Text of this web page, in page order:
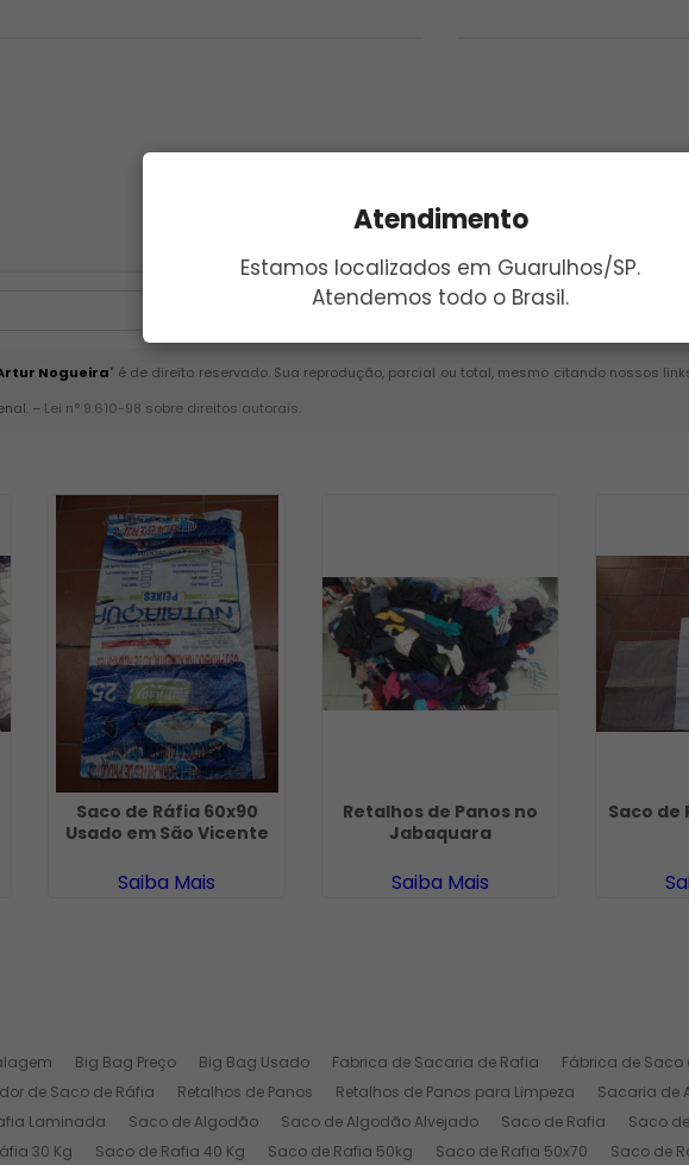
Atendimento
Estamos localizados em Guarulhos/SP.
Atendemos todo o Brasil.
Enviar
Nogueira" é de direito reservado. Sua reprodução, parcial ou total, mesmo citando nossos
– Lei n° 9.610-98 sobre direitos autorais.
Saco de Ráfia 60x90
Usado em São Vicente
Saiba Mais
Retalhos de Panos no
Jabaquara
Saiba Mais
Saco de
Big Bag Preço Big Bag Usado Fabrica de Sacaria de Rafia Fábrica de Saco
de Saco de Ráfia Retalhos de Panos Retalhos de Panos para Limpeza Sacaria de
Laminada Saco de Algodão Saco de Algodão Alvejado Saco de Rafia Saco
30 Kg Saco de Rafia 40 Kg Saco de Rafia 50kg Saco de Rafia 50x70 Saco de